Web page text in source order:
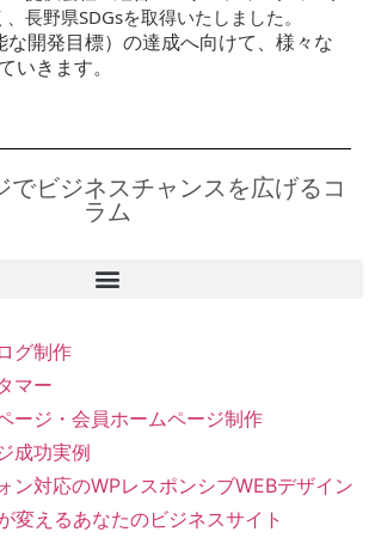
長野県SDGsを取得いたしました。
な開発目標）の達成へ向けて、様々な
いきます。
でビジネスチャンスを広げるコ
ラム
グ制作
マー
ージ・会員ホームページ制作
成功実例
ン対応のWPレスポンシブWEBデザイン
変えるあなたのビジネスサイト